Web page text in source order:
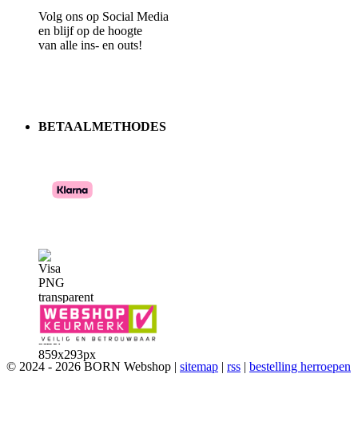
Volg ons op Social Media
en blijf op de hoogte
van alle ins- en outs!
BETAALMETHODES
© 2024 - 2026 BORN Webshop | sitemap rss bestelling herroepen